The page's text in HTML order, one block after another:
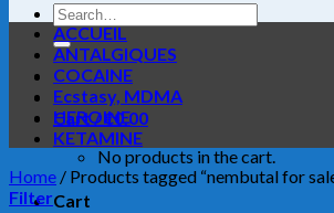
Search
for:
Cart /€0.00
No products in the cart.
Cart
ACCUEIL
ANTALGIQUES
COCAINE
Ecstasy, MDMA
HEROINE
KETAMINE
Home / Products tagged “nembutal for
Filter